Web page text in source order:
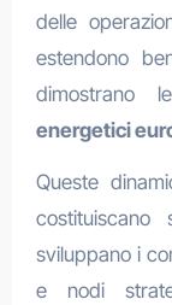
delle
estendono
dimostrano
energetici
Queste
sviluppano i
e nodi